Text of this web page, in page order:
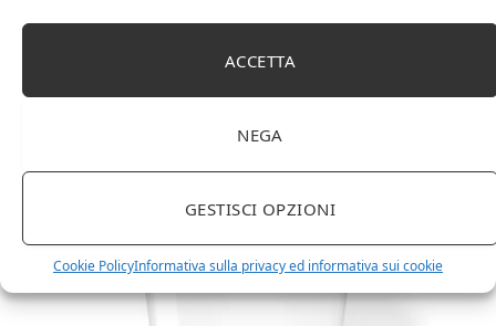
ACCETTA
NEGA
GESTISCI OPZIONI
Cookie PolicyInformativa sulla privacy ed informativa sui cookie
Amazon Basics Martin – Libreria, 35 x 114 x 78 cm
(Lu x La x A), effetto quercia(In precedenza